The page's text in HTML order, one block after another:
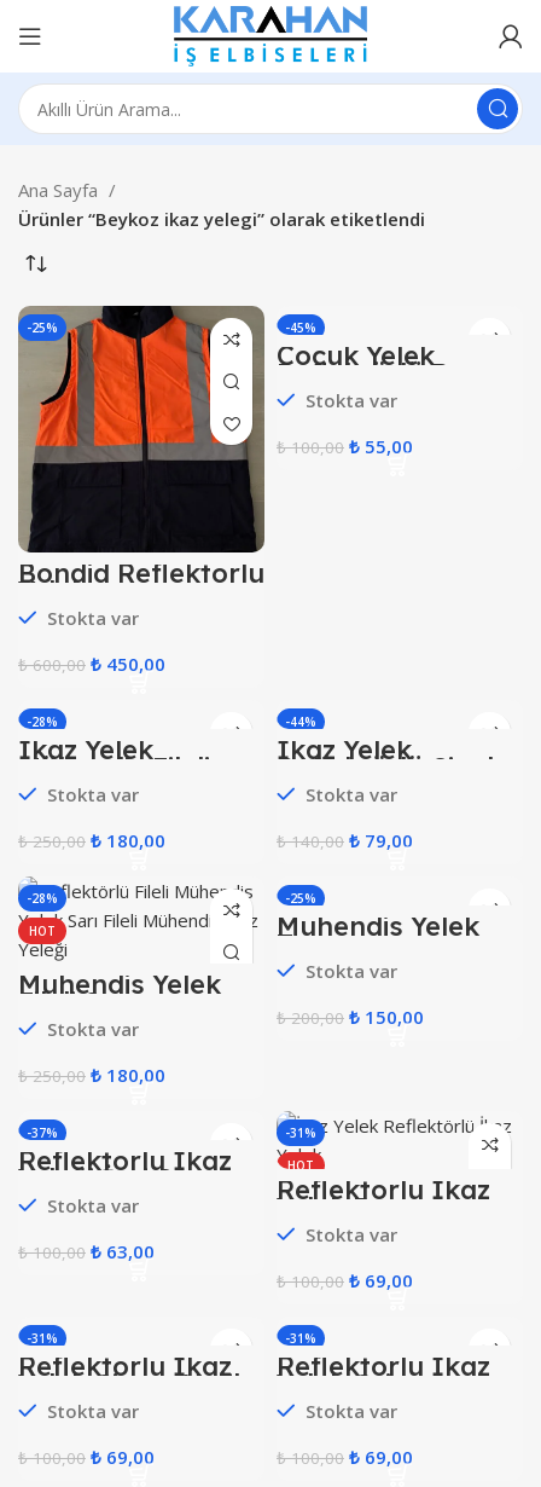
Ana Sayfa
Ürünler “Beykoz ikaz yelegi” olarak etiketlendi
-25%
Bondid Reflektörlü
Yelek
Stokta var
₺600,00 ₺ 450,00
-45%
HOT
Çocuk Yelek
Reflektörlü Beyaz
Stokta var
₺100,00 ₺ 55,00
-28%
HOT
İkaz Yelek
Mühendis Fileli
Turuncu
Stokta var
₺250,00 ₺ 180,00
-44%
İkaz Yelek
Reflektörlü Siyah
Stokta var
₺140,00 ₺ 79,00
-28%
HOT
Mühendis Yelek
Fileli Sarı
Stokta var
₺250,00 ₺ 180,00
-25%
Mühendis Yelek
Turuncu
Stokta var
₺200,00 ₺ 150,00
-37%
Reflektörlü İkaz
Yeleği İşçi Sarı (
Ekonomik )
Stokta var
₺100,00 ₺ 63,00
-31%
HOT
Reflektörlü İkaz
Yelek Beyaz
Stokta var
₺100,00 ₺ 69,00
-31%
HOT
Reflektörlü İkaz
Yelek Çimen Yeşil
Stokta var
₺100,00 ₺ 69,00
-31%
HOT
Reflektörlü İkaz
Yelek Gri
Stokta var
₺100,00 ₺ 69,00